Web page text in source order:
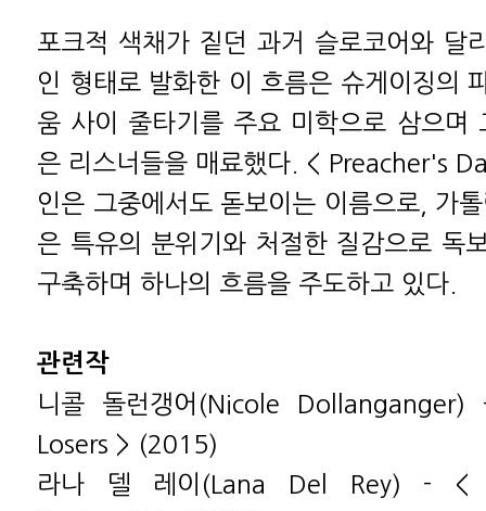
포크적 색채가 짙던 과거 슬로코어와 달
인 형태로 발화한 이 흐름은 슈게이징의
움 사이 줄타기를 주요 미학으로 삼으며
은 리스너들을 매료했다. < Preacher's
인은 그중에서도 돋보이는 이름으로, 가
은 특유의 분위기와 처절한 질감으로 독
구축하며 하나의 흐름을 주도하고 있다.
관련작
니콜 돌런갱어(Nicole
Losers > (2015)
라나 델 레이(Lana Del Rey) - <